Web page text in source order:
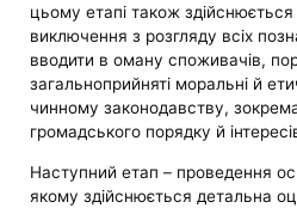
цьому етапі також
виключення з розгляду всіх
вводити в оману споживачів,
загальноприйняті моральні й
чинному законодавству,
громадського порядку й
Наступний етап – проведення
якому здійснюється детальна